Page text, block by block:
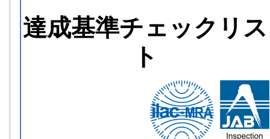
達成基準チェックリス
ト